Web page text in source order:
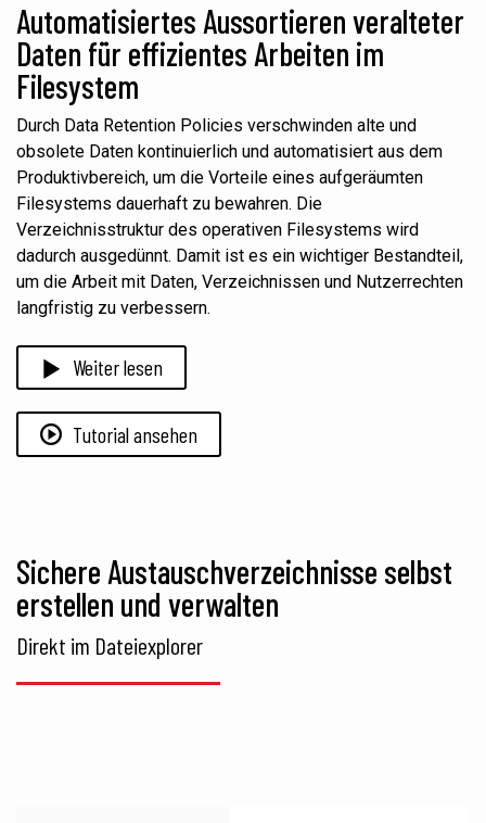
Automatisiertes Aussortieren veralteter
Daten für effizientes Arbeiten im
Filesystem
Durch Data Retention Policies verschwinden alte und
obsolete Daten kontinuierlich und automatisiert aus dem
Produktivbereich, um die Vorteile eines aufgeräumten
Filesystems dauerhaft zu bewahren. Die
Verzeichnisstruktur des operativen Filesystems wird
dadurch ausgedünnt. Damit ist es ein wichtiger Bestandteil,
um die Arbeit mit Daten, Verzeichnissen und Nutzerrechten
langfristig zu verbessern.
Weiter lesen
Tutorial ansehen
Sichere Austauschverzeichnisse selbst
erstellen und verwalten
Direkt im Dateiexplorer